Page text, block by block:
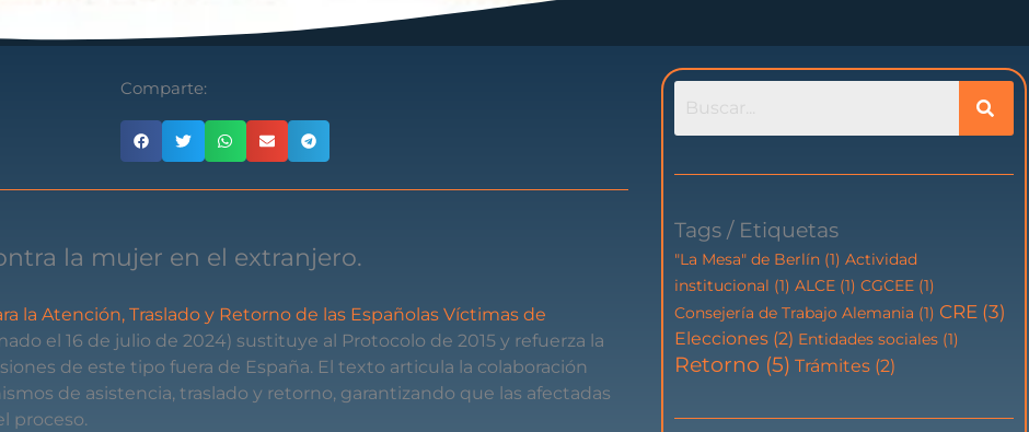
Comparte:
la mujer en el extranjero.
la Atención, Traslado y Retorno de las Españolas Víctimas de
el 16 de julio de 2024) sustituye al Protocolo de 2015 y refuerza la
de este tipo fuera de España. El texto articula la colaboración
de asistencia, traslado y retorno, garantizando que las afectadas
proceso.
Tags / Etiquetas
"La Mesa" de Berlín (1) Actividad
institucional (1) ALCE (1) CGCEE (1)
Consejería de Trabajo Alemania (1) CRE (3)
Elecciones (2) Entidades sociales (1)
Retorno (5) Trámites (2)